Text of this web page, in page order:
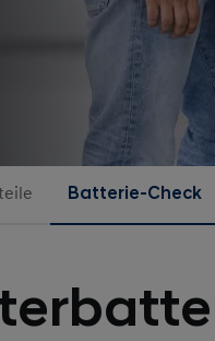
Batterie-Check